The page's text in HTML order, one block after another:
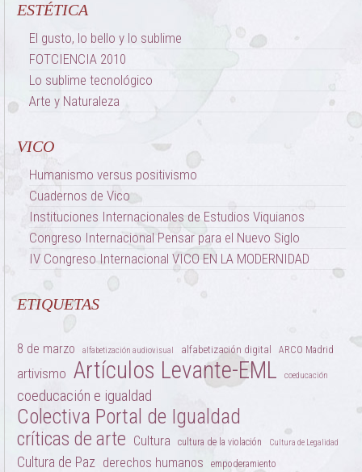
ESTÉTICA
El gusto, lo bello y lo sublime
FOTCIENCIA 2010
Lo sublime tecnológico
Arte y Naturaleza
VICO
Humanismo versus positivismo
Cuadernos de Vico
Instituciones Internacionales de Estudios Viquianos
Congreso Internacional Pensar para el Nuevo Siglo
IV Congreso Internacional VICO EN LA MODERNIDAD
ETIQUETAS
8 de marzo alfabetización audiovisual alfabetización digital ARCO Madrid
artivismo Artículos Levante-EML coeducación
coeducación e igualdad
Colectiva Portal de Igualdad
críticas de arte Cultura cultura de la violación Cultura de Legalidad
Cultura de Paz derechos humanos empoderamiento